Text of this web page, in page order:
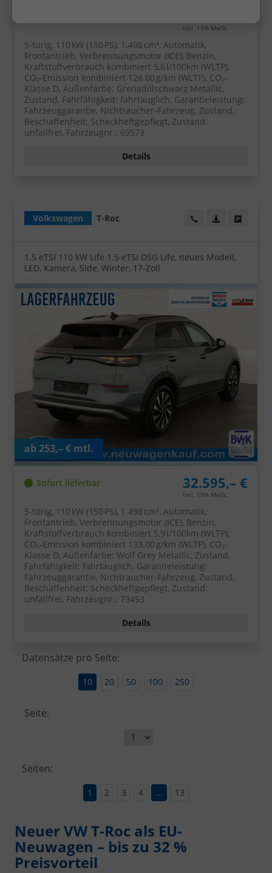
incl. 19% MwSt.
5-türig, 110 kW (150 PS), 1.498 cm³, Automatik,
Frontantrieb, Verbrennungsmotor (ICE), Benzin,
Kraftstoffverbrauch kombiniert 5,6 l/100km (WLTP),
CO₂-Emission kombiniert 128.00 g/km (WLTP), CO₂-
Klasse D, Außenfarbe: Grenadillschwarz Metallic,
Zustand, Fahrfähigkeit: fahrtauglich, Garantieleistung:
Fahrzeuggarantie, Nichtraucher-Fahrzeug, Zustand,
Beschaffenheit: Scheckheftgepflegt, Zustand:
unfallfrei, Fahrzeugnr.: 69573
Details
Volkswagen T-Roc Wir rufen Sie an!
PDF-Datei,
1.5 eTSI 110 kW Life 1.5 eTSI DSG Life, neues Modell,
LED, Kamera, Side, Winter, 17-Zoll
Sofort lieferbar 32.595,– €
incl. 19% MwSt.
ab 253,– € mtl.
5-türig, 110 kW (150 PS), 1.498 cm³, Automatik,
Frontantrieb, Verbrennungsmotor (ICE), Benzin,
Kraftstoffverbrauch kombiniert 5,9 l/100km (WLTP),
CO₂-Emission kombiniert 133.00 g/km (WLTP), CO₂-
Klasse D, Außenfarbe: Wolf Grey Metallic, Zustand,
Fahrfähigkeit: fahrtauglich, Garantieleistung:
Fahrzeuggarantie, Nichtraucher-Fahrzeug, Zustand,
Beschaffenheit: Scheckheftgepflegt, Zustand:
unfallfrei, Fahrzeugnr.: 73453
Details
Datensätze pro Seite:
10 20 50 100 250
Seite:
Seiten:
1 2 3 4 ... 13
Neuer VW T-Roc als EU-
Neuwagen – bis zu 32 %
Preisvorteil